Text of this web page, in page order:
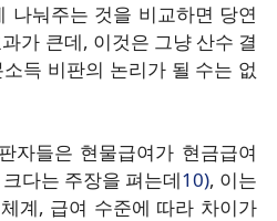
나눠주는 것을 비교하면 당연
가 큰데, 이것은 그냥 산수 결
득 비판의 논리가 될 수는 없
자들은 현물급여가 현금급여
다는 주장을 펴는데10), 이는
계, 급여 수준에 따라 차이가